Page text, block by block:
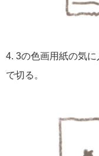
4. 3の色画用紙の気
で切る。